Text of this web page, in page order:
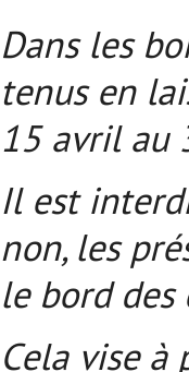
Dans les
tenus en
15 avril au
Il est
non, les
le bord des
Cela vise à